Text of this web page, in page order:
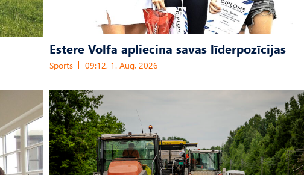
Estere Volfa apliecina savas līderpozīcijas
Sports 09:12, 1. Aug, 2026